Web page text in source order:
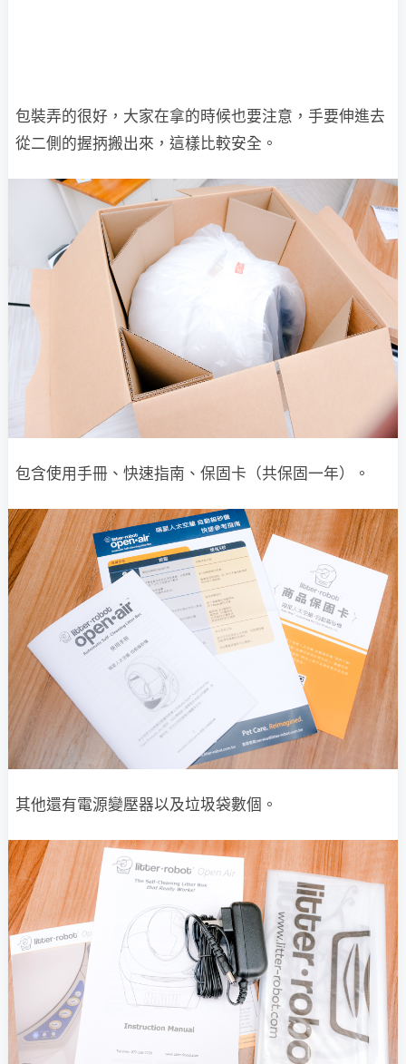
包裝弄的很好，大家在拿的時候也要注意，手要伸進去
從二側的握抦搬出來，這樣比較安全。
包含使用手冊、快速指南、保固卡（共保固一年）。
其他還有電源變壓器以及垃圾袋數個。